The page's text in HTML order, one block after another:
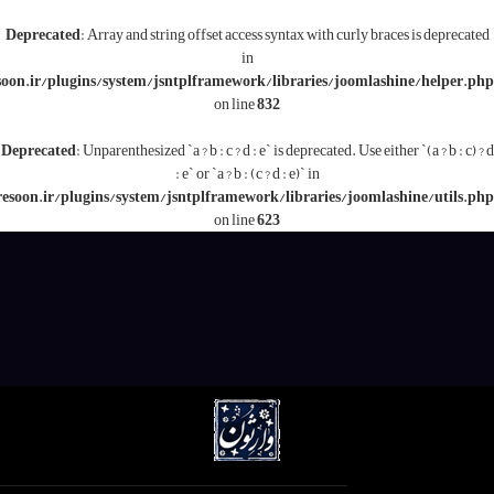
Deprecated: Array and string offset access syntax with
/www/wwwroot/varesoon.ir/plugins/system/jsntplframework/libraries/
Deprecated: Unparenthesized `a ? b : c ? d : e` is
/www/wwwroot/varesoon.ir/plugins/system/jsntplframework/